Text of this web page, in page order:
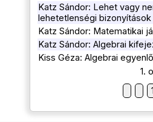
Katz Sándor: Lehet vagy
lehetetlenségi bizonyítások
Katz Sándor: Matematikai
Katz Sándor: Algebrai
Kiss Géza: Algebrai
1.